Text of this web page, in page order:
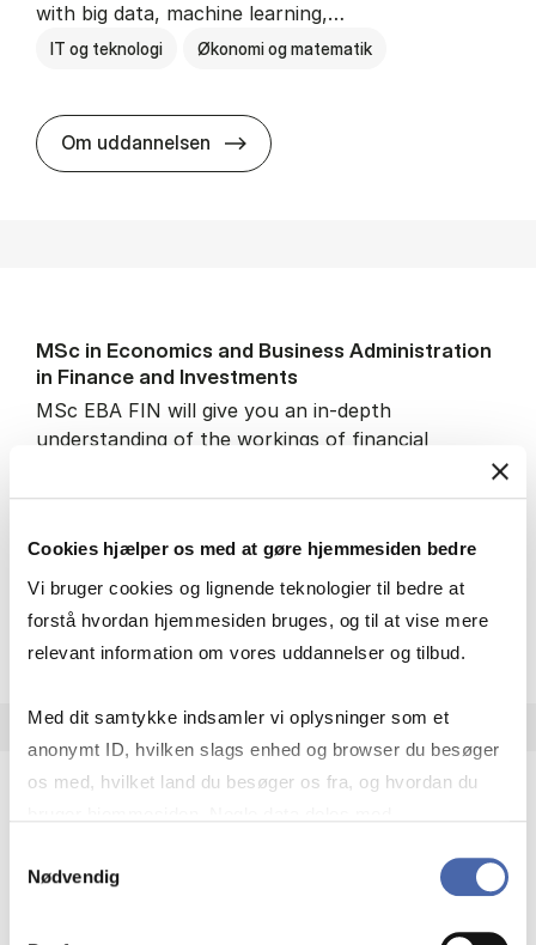
Cookies hjælper os med at gøre hjemmesiden bedre
Vi bruger cookies og lignende teknologier til bedre at
forstå hvordan hjemmesiden bruges, og til at vise mere
relevant information om vores uddannelser og tilbud.
Med dit samtykke indsamler vi oplysninger som et
anonymt ID, hvilken slags enhed og browser du besøger
os med, hvilket land du besøger os fra, og hvordan du
markedsføring. Du bestemmer selv - og kan altid trække
Nødvendig
with big data, machine learning,…
IT og teknologi Økonomi og matematik
Om uddannelsen MSc in Busi­ness Ad­min­is­tra­tion
MSc in Eco­nom­ics and Busi­ness Ad­min­is­tra­tion
in Fin­ance and In­vest­ments
MSc EBA FIN will give you an in-depth
understanding of the workings of financial
of-the-art theoretical…
Om uddannelsen MSc in Eco­nom­ics and
In MSc EBA FSM you will explore how financial